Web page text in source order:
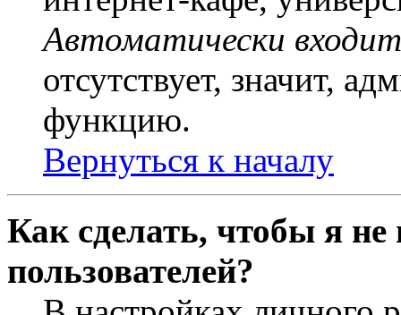
Автоматически
отсутствует, значит,
функцию.
Вернуться к началу
Как сделать, чтобы я
пользователей?